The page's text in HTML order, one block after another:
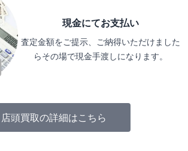
現金にてお支払い
査定金額をご提示、ご納得いただけました
らその場で現金手渡しになります。
店頭買取の詳細はこちら